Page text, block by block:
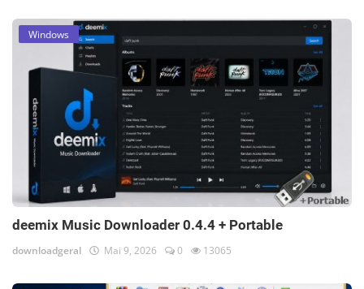
Windows
deemix Music Downloader 0.4.4 + Portable
downloadgeral Mai 9, 2026 0 13065